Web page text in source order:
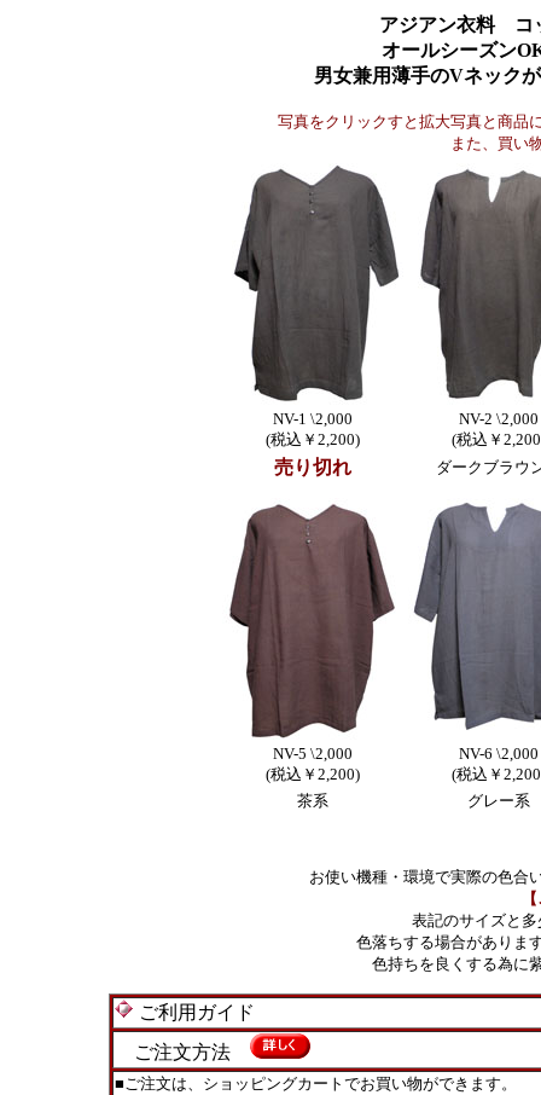
アジアン衣料 コ
オールシーズン
男女兼用薄手のVネック
写真をクリックすと拡大写真と商品
また、買い
NV-1 \2,000
(税込￥2,200)
NV-2 \2,000
(税込￥
売り切れ ダークブラウ
NV-5 \2,000
(税込￥2,200)
NV-6 \2,000
(税込￥
茶系
グレー系
お使い機種・環境で実際の色合
表記のサイズと
色落ちする場合がありま
色持ちを良くする為に
ご利用ガイド
ご注文方法
■ご注文は、ショッピングカートでお買い物ができます。